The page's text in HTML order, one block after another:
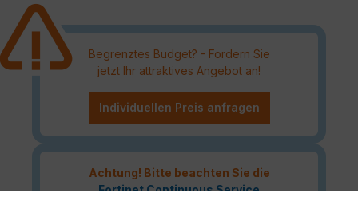
Begrenztes Budget? - Fordern Sie
jetzt Ihr attraktives Angebot an!
Individuellen Preis anfragen
Achtung! Bitte beachten Sie die
Fortinet Continuous Service